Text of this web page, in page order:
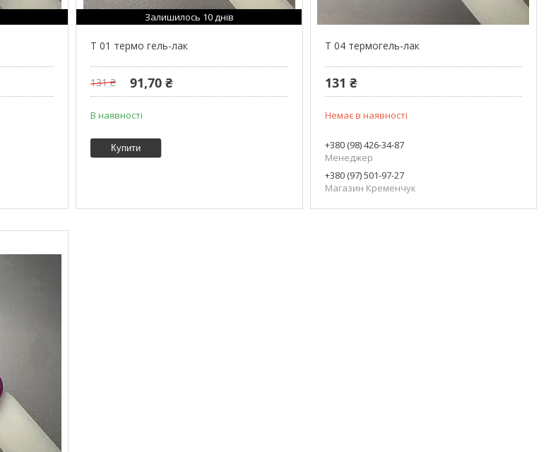
Залишилось 10 днів
T 01 термо гель-лак
131 ₴ 91,70 ₴
В наявності
Купити
T 04 термогель-лак
131 ₴
Немає в наявності
+380 (98) 426-34-87
Менеджер
+380 (97) 501-97-27
Магазин Кременчук